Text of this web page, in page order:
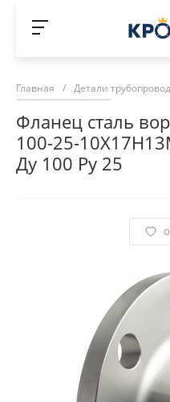
Главная / Детали
Фланец сталь
100-25-
Ду 100 Ру 25